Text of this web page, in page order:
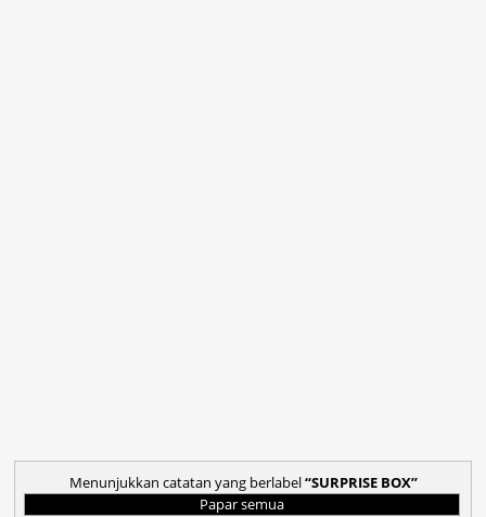
Menunjukkan catatan yang berlabel SURPRISE BOX
Papar semua